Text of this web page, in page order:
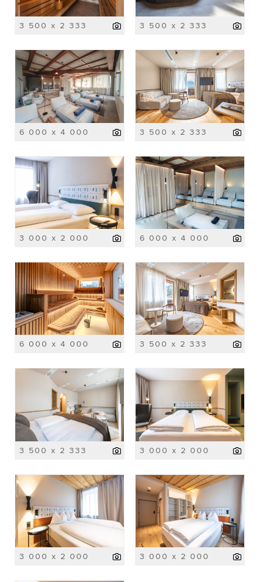
3 500 x 2 333 3 500 x 2 333
6 000 x 4 000 3 500 x 2 333
3 000 x 2 000 6 000 x 4 000
6 000 x 4 000 3 500 x 2 333
3 500 x 2 333 3 000 x 2 000
3 000 x 2 000 3 000 x 2 000